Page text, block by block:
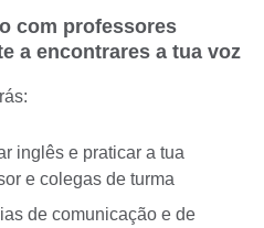
com professores
a encontrares a tua voz
inglês e praticar a tua
e colegas de turma
de comunicação e de